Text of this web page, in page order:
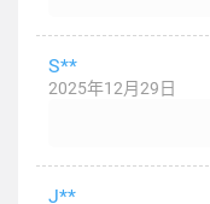
S**
2025年12月29日
J**